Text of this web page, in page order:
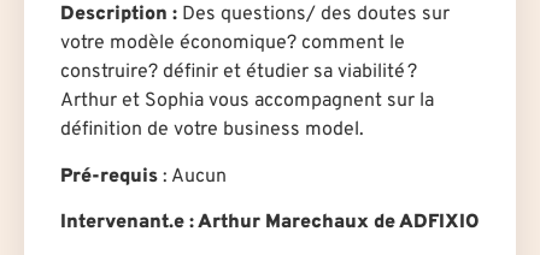
Description : Des questions/ des doutes sur
votre modèle économique? comment le
construire? définir et étudier sa viabilité ?
Arthur et Sophia vous accompagnent sur la
définition de votre business model.
Pré-requis : Aucun
Intervenant.e : Arthur Marechaux de ADFIXIO